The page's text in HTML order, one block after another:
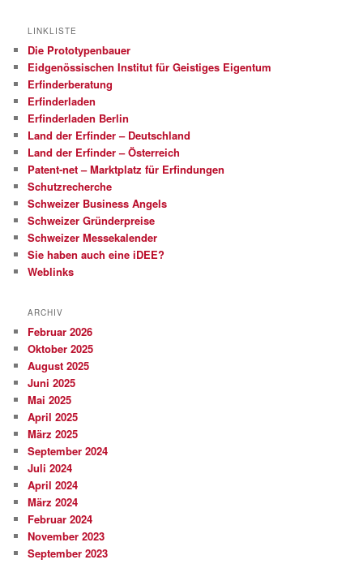
LINKLISTE
Die Prototypenbauer
Eidgenössischen Institut für Geistiges Eigentum
Erfinderberatung
Erfinderladen
Erfinderladen Berlin
Land der Erfinder – Deutschland
Land der Erfinder – Österreich
Patent-net – Marktplatz für Erfindungen
Schutzrecherche
Schweizer Business Angels
Schweizer Gründerpreise
Schweizer Messekalender
Sie haben auch eine iDEE?
Weblinks
ARCHIV
Februar 2026
Oktober 2025
August 2025
Juni 2025
Mai 2025
April 2025
März 2025
September 2024
Juli 2024
April 2024
März 2024
Februar 2024
November 2023
September 2023